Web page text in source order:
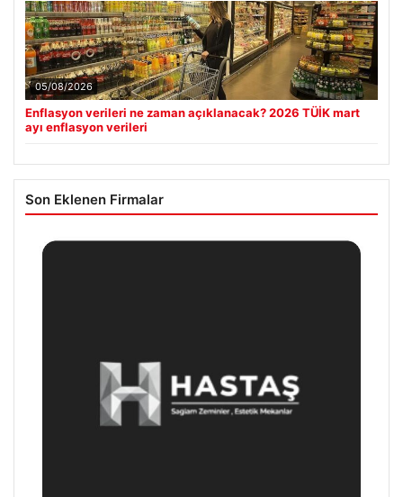
05/08/2026
Enflasyon verileri ne zaman açıklanacak? 2026 TÜİK mart
ayı enflasyon verileri
Son Eklenen Firmalar